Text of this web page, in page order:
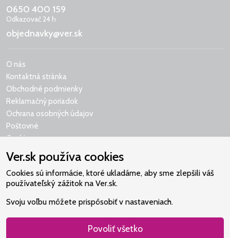
0650 400 159
Odkazovač 24 h
objednavky@ver.sk
O nás
Kontaktná stránka
Obchodné podmienky
Reklamačný poriadok
Ochrana osobných údajov
Poštovné
Cookies
Naše srdce je v Martindome.
Podporujeme aktivity spoločenstva,
ktoré pomáha nájsť vzťah s Bohom.
Ver.sk používa cookies
Cookies sú informácie, ktoré ukladáme, aby sme zlepšili váš
používateľský zážitok na Ver.sk.
Svoju voľbu môžete prispôsobiť v nastaveniach.
Povoliť všetko